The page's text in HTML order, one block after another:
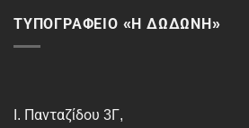
ΤΥΠΟΓΡΑΦΕΙΟ «Η ΔΩΔΩΝΗ»
Ι. Πανταζίδου 3Γ,